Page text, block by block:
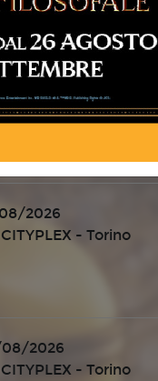
09/08/2026
- Torino
2026
- Torino
08/2026
- Torino